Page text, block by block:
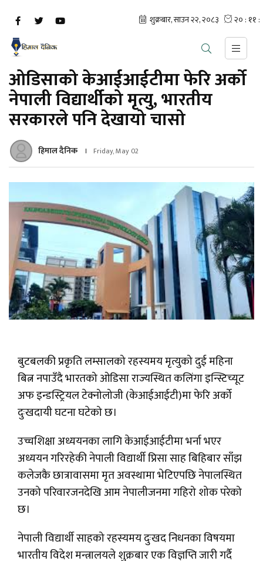
ओडिसाको केआईआईटीमा फेरि अर्को
नेपाली विद्यार्थीको मृत्यु, भारतीय
सरकारले पनि देखायो चासो
हिमाल दैनिक Friday, May 02
बुटबलकी प्रकृति लम्सालको रहस्यमय मृत्युको दुई महिना
बित्न नपाउँदै भारतको ओडिसा राज्यस्थित कलिंगा इन्स्टिच्यूट
अफ इन्डस्ट्रियल टेक्नोलोजी (केआईआईटी)मा फेरि अर्को
दुःखदायी घटना घटेको छ।
उच्चशिक्षा अध्ययनका लागि केआईआईटीमा भर्ना भएर
अध्ययन गरिरहेकी नेपाली विद्यार्थी प्रिसा साह बिहिबार साँझ
कलेजकै छात्रावासमा मृत अवस्थामा भेटिएपछि नेपालस्थित
उनको परिवारजनदेखि आम नेपालीजनमा गहिरो शोक परेको
छ।
नेपाली विद्यार्थी साहको रहस्यमय दुःखद निधनका विषयमा
भारतीय विदेश मन्त्रालयले शुक्रबार एक विज्ञप्ति जारी गर्दै